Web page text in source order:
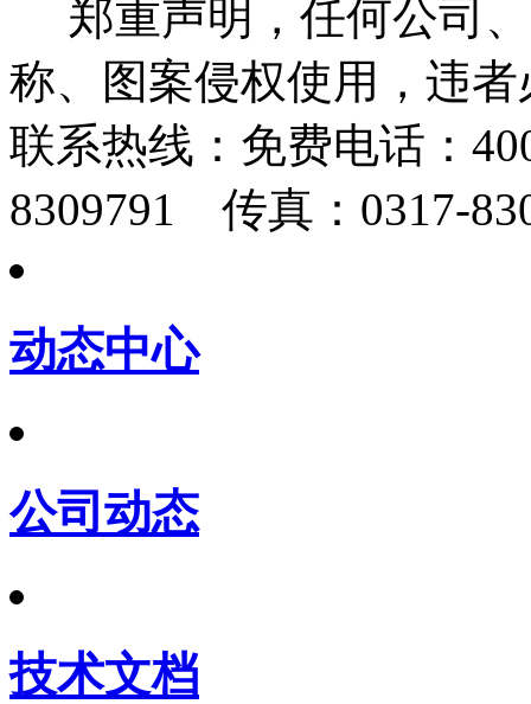
郑重声明，任何公司
称、图案侵权使用，违
联系热线： 免费电话：
8309791 传真：0317-
动态中心
公司动态
技术文档